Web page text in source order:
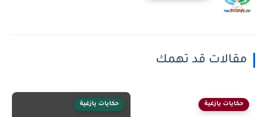
مقالات قد تهمك
حكايات يازغية حكايات يازغية